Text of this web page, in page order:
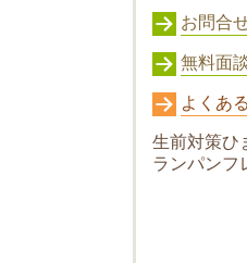
お問合
無料面
よくあ
生前対策ひ
ランパンフ